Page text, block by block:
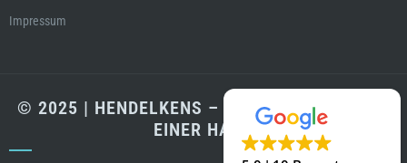
Impressum
© 2025 | HENDELKENS – LABORTECHNIK AUS
EINER HAND